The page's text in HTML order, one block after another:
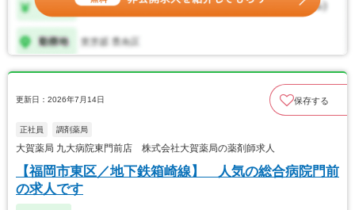
更新日：2026年7月14日 保存する
正社員 調剤薬局
大賀薬局 九大病院東門前店 株式会社大賀薬局の薬剤師求人
【福岡市東区／地下鉄箱崎線】 人気の総合病院門前
の求人です